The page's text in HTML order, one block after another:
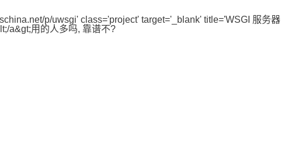
p/uwsgi' class='project' target='_blank' title='WSGI 服务器
a&gt;用的人多吗, 靠谱不?